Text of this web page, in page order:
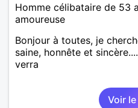
Homme célibataire de 53
amoureuse
Bonjour à toutes, je
saine, honnête et
verra
Voir